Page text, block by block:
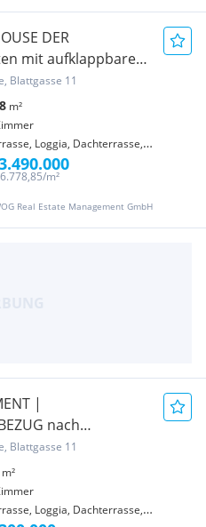
DER
mit aufklappbaren
Dachterrasse mit
hofseitig | 360°-
Blattgasse 11
m²
Loggia, Dachterrasse,
Real Estate Management GmbH
m²
|
nach
1. Bezirk |
Blattgasse 11
m²
Loggia, Dachterrasse,